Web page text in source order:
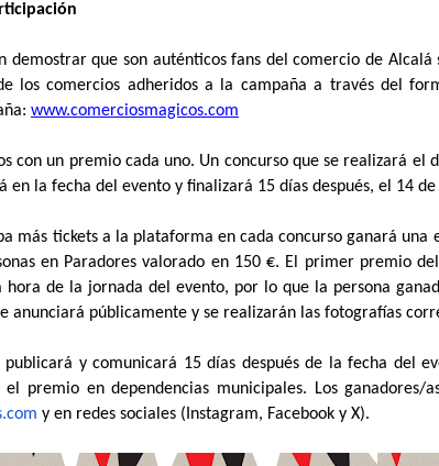
demostrar que son auténticos fans del comercio de
los comercios adheridos a la campaña a través del
www.comerciosmagicos.com
con un premio cada uno. Un concurso que se realizará el
en la fecha del evento y finalizará 15 días después, el 14
más tickets a la plataforma en cada concurso ganará una
en Paradores valorado en 150 €. El primer premio
de la jornada del evento, por lo que la persona
anunciará públicamente y se realizarán las fotografías
publicará y comunicará 15 días después de la fecha del
premio en dependencias municipales. Los ganadores/
y en redes sociales (Instagram, Facebook y X).